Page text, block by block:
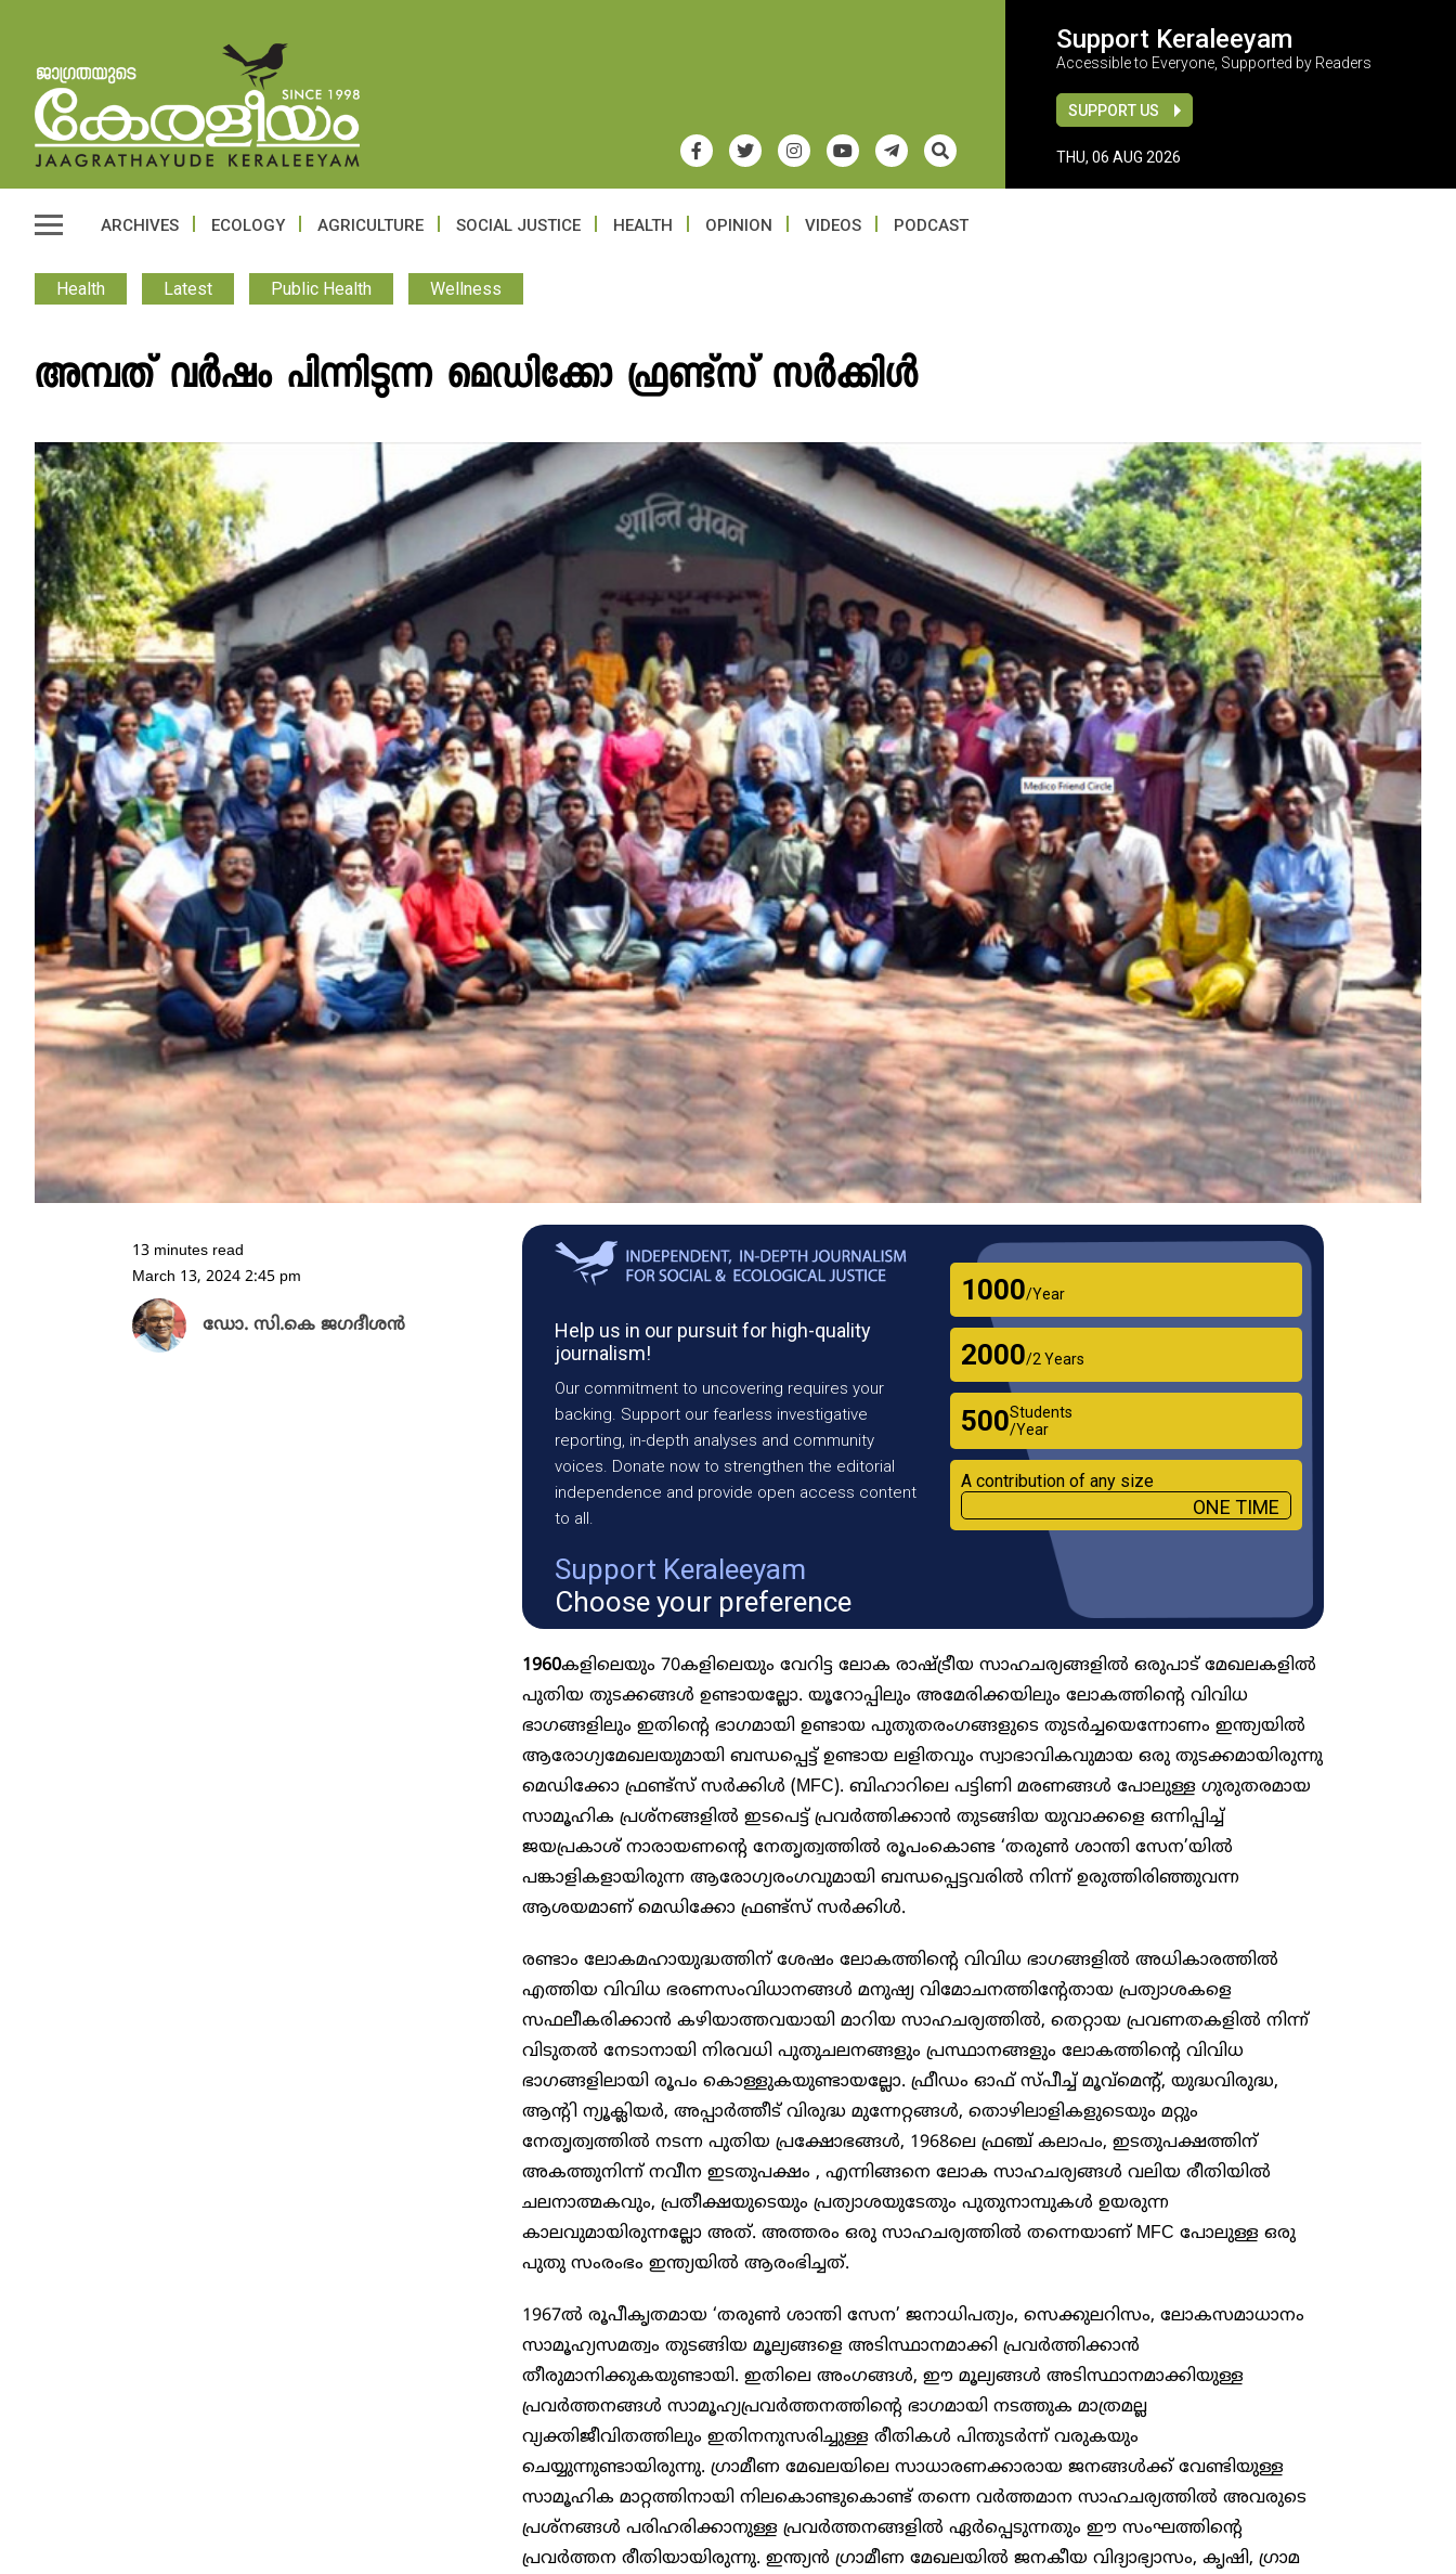
Support Keraleeyam
Accessible to Everyone, Supported by Readers
SUPPORT US
THU, 06 AUG 2026
ARCHIVES ECOLOGY AGRICULTURE SOCIAL JUSTICE HEALTH OPINION VIDEOS PODCAST
Health Latest Public Health Wellness
അമ്പത് വർഷം പിന്നിടുന്ന മെഡിക്കോ ഫ്രണ്ട്സ് സർക്കിൾ
Help us in our pursuit for high-quality
journalism!
Our commitment to uncovering requires your
backing. Support our fearless investigative
reporting, in-depth analyses and community
voices. Donate now to strengthen the editorial
independence and provide open access content
to all.
Support Keraleeyam
Choose your preference
₹1000/Year
₹2000/2 Years
₹500Students
/Year
A contribution of any size
ONE TIME
1960കളിലെയും 70കളിലെയും വേറിട്ട ലോക രാഷ്ട്രീയ സാഹചര്യങ്ങളിൽ ഒരുപാട് മേഖലകളിൽ
പുതിയ തുടക്കങ്ങൾ ഉണ്ടായല്ലോ. യൂറോപ്പിലും അമേരിക്കയിലും ലോകത്തിന്റെ വിവിധ
ഭാഗങ്ങളിലും ഇതിന്റെ ഭാഗമായി ഉണ്ടായ പുതുതരംഗങ്ങളുടെ തുടർച്ചയെന്നോണം ഇന്ത്യയിൽ
ആരോഗ്യമേഖലയുമായി ബന്ധപ്പെട്ട് ഉണ്ടായ ലളിതവും സ്വാഭാവികവുമായ ഒരു തുടക്കമായിരുന്നു
മെഡിക്കോ ഫ്രണ്ട്സ് സർക്കിൾ (MFC). ബിഹാറിലെ പട്ടിണി മരണങ്ങൾ പോലുള്ള ഗുരുതരമായ
സാമൂഹിക പ്രശ്നങ്ങളിൽ ഇടപെട്ട് പ്രവർത്തിക്കാൻ തുടങ്ങിയ യുവാക്കളെ ഒന്നിപ്പിച്ച്
ജയപ്രകാശ് നാരായണന്റെ നേതൃത്വത്തിൽ രൂപംകൊണ്ട ‘തരുൺ ശാന്തി സേന’യിൽ
പങ്കാളികളായിരുന്ന ആരോഗ്യരംഗവുമായി ബന്ധപ്പെട്ടവരിൽ നിന്ന് ഉരുത്തിരിഞ്ഞുവന്ന
ആശയമാണ് മെഡിക്കോ ഫ്രണ്ട്‌സ് സർക്കിൾ.
രണ്ടാം ലോകമഹായുദ്ധത്തിന് ശേഷം ലോകത്തിന്റെ വിവിധ ഭാഗങ്ങളിൽ അധികാരത്തിൽ
എത്തിയ വിവിധ ഭരണസംവിധാനങ്ങൾ മനുഷ്യ വിമോചനത്തിന്റേതായ പ്രത്യാശകളെ
സഫലീകരിക്കാൻ കഴിയാത്തവയായി മാറിയ സാഹചര്യത്തിൽ, തെറ്റായ പ്രവണതകളിൽ നിന്ന്
വിടുതൽ നേടാനായി നിരവധി പുതുചലനങ്ങളും പ്രസ്ഥാനങ്ങളും ലോകത്തിന്റെ വിവിധ
ഭാഗങ്ങളിലായി രൂപം കൊള്ളുകയുണ്ടായല്ലോ. ഫ്രീഡം ഓഫ് സ്പീച്ച് മൂവ്മെന്റ്, യുദ്ധവിരുദ്ധ,
ആന്റി ന്യൂക്ലിയർ, അപ്പാർത്തീട് വിരുദ്ധ മുന്നേറ്റങ്ങൾ, തൊഴിലാളികളുടെയും മറ്റും
നേതൃത്വത്തിൽ നടന്ന പുതിയ പ്രക്ഷോഭങ്ങൾ, 1968ലെ ഫ്രഞ്ച് കലാപം, ഇടതുപക്ഷത്തിന്
അകത്തുനിന്ന് നവീന ഇടതുപക്ഷം , എന്നിങ്ങനെ ലോക സാഹചര്യങ്ങൾ വലിയ രീതിയിൽ
ചലനാത്മകവും, പ്രതീക്ഷയുടെയും പ്രത്യാശയുടേതും പുതുനാമ്പുകൾ ഉയരുന്ന
കാലവുമായിരുന്നല്ലോ അത്‌. അത്തരം ഒരു സാഹചര്യത്തിൽ തന്നെയാണ് MFC പോലുള്ള ഒരു
പുതു സംരംഭം ഇന്ത്യയിൽ ആരംഭിച്ചത്.
1967ൽ രൂപീകൃതമായ ‘തരുൺ ശാന്തി സേന’ ജനാധിപത്യം, സെക്കുലറിസം, ലോകസമാധാനം
സാമൂഹ്യസമത്വം തുടങ്ങിയ മൂല്യങ്ങളെ അടിസ്ഥാനമാക്കി പ്രവർത്തിക്കാൻ
തീരുമാനിക്കുകയുണ്ടായി. ഇതിലെ അംഗങ്ങൾ, ഈ മൂല്യങ്ങൾ അടിസ്ഥാനമാക്കിയുള്ള
പ്രവർത്തനങ്ങൾ സാമൂഹ്യപ്രവർത്തനത്തിന്റെ ഭാഗമായി നടത്തുക മാത്രമല്ല
വ്യക്തിജീവിതത്തിലും ഇതിനനുസരിച്ചുള്ള രീതികൾ പിന്തുടർന്ന് വരുകയും
ചെയ്യുന്നുണ്ടായിരുന്നു. ഗ്രാമീണ മേഖലയിലെ സാധാരണക്കാരായ ജനങ്ങൾക്ക് വേണ്ടിയുള്ള
സാമൂഹിക മാറ്റത്തിനായി നിലകൊണ്ടുകൊണ്ട് തന്നെ വർത്തമാന സാഹചര്യത്തിൽ അവരുടെ
പ്രശ്നങ്ങൾ പരിഹരിക്കാനുള്ള പ്രവർത്തനങ്ങളിൽ ഏർപ്പെടുന്നതും ഈ സംഘത്തിന്റെ
പ്രവർത്തന രീതിയായിരുന്നു. ഇന്ത്യൻ ഗ്രാമീണ മേഖലയിൽ ജനകീയ വിദ്യാഭ്യാസം, കൃഷി, ഗ്രാമ
13 minutes read
March 13, 2024 2:45 pm
ഡോ. സി.കെ ജഗദീശന്‍